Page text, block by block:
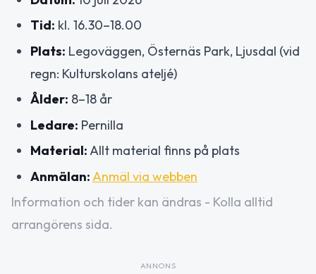
Tid: kl. 16.30–18.00
Plats: Legoväggen, Östernäs Park, Ljusdal (vid
regn: Kulturskolans ateljé)
Ålder: 8–18 år
Ledare: Pernilla
Material:Allt material finns på plats
Anmälan:Anmäl via webben
Information och tider kan ändras - Kolla alltid
arrangörens sida.
ANNONS